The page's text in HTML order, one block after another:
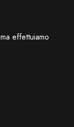
effettuiamo